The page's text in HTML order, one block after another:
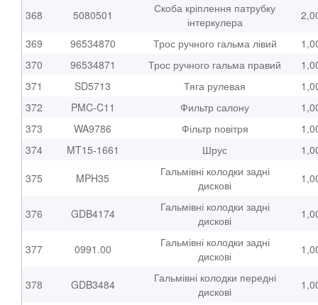
368
5080501
Скоба кріплення патрубку
інтеркулера
369
96534870 Трос ручного гальма лівий
370
96534871 Трос ручного гальма правий
371
SD5713 Тяга рулевая
372
PMC-C11 Фильтр салону
373
WA9786 Фільтр повітря
374
MT15-1661 Шрус
375
MPH35
Гальмівні колодки задні
дискові
376 GDB4174
Гальмівні колодки задні
дискові
377 0991.00
Гальмівні колодки задні
дискові
378 GDB3484
Гальмівні колодки передні
дискові